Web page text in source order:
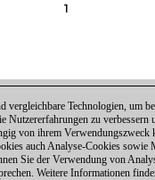
1
|Kontakt| Cookies
Compliance Hotline|Home
| Osterbekstraße 90a | 22083
coldest news
vergleichbare Technologien, um
Nutzererfahrungen zu verbessern
von ihrem Verwendungszweck
auch Analyse-Cookies sowie
Sie der Verwendung von
Weitere Informationen